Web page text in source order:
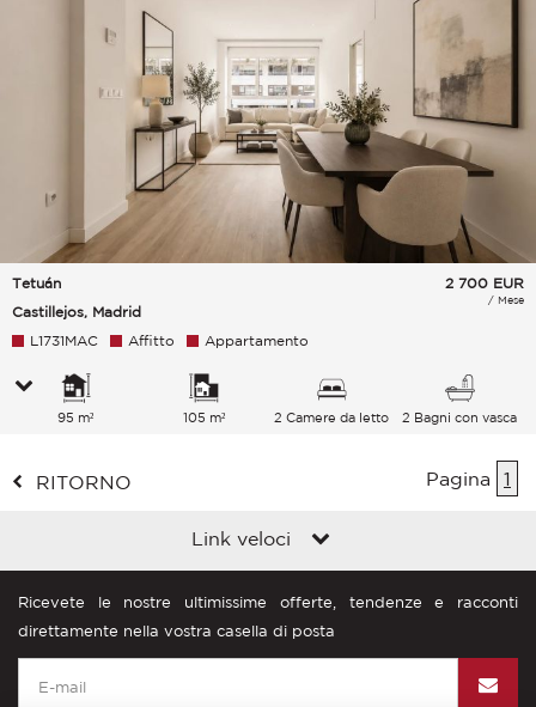
Tetuán
Castillejos, Madrid
2 700 EUR
/ Mese
L1731MAC Affitto Appartamento
95 m² 105 m² 2 Camere da letto 2 Bagni con vasca
RITORNO Pagina 1
Link veloci
Ricevete le nostre ultimissime offerte, tendenze e racconti
direttamente nella vostra casella di posta